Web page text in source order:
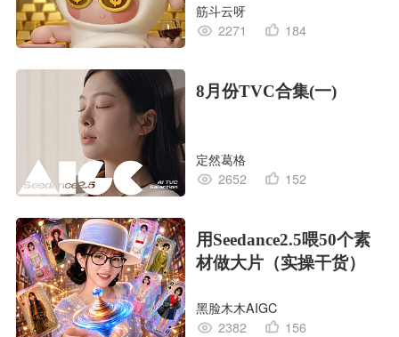
筋斗云呀
2271
184
8月份TVC合集(一)
定然葛格
2652
152
用Seedance2.5喂50个素
材做大片（实操干货）
黑脸木木AIGC
2382
156